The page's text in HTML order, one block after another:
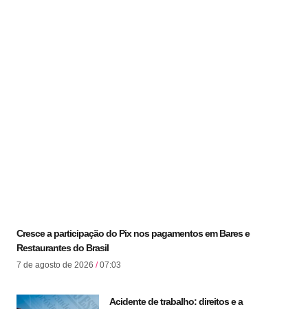
Cresce a participação do Pix nos pagamentos em Bares e
Restaurantes do Brasil
7 de agosto de 2026 07:03
Acidente de trabalho: direitos e a